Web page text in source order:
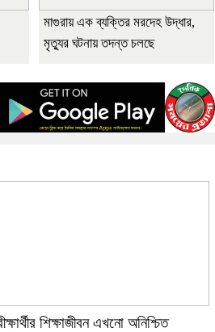
মাগুরায় এক ব্যক্তির মরদেহ উদ্ধার,
মৃত্যুর ঘটনায় তদন্ত চলছে
শিক্ষাজীবন এখনো অনিশ্চিত